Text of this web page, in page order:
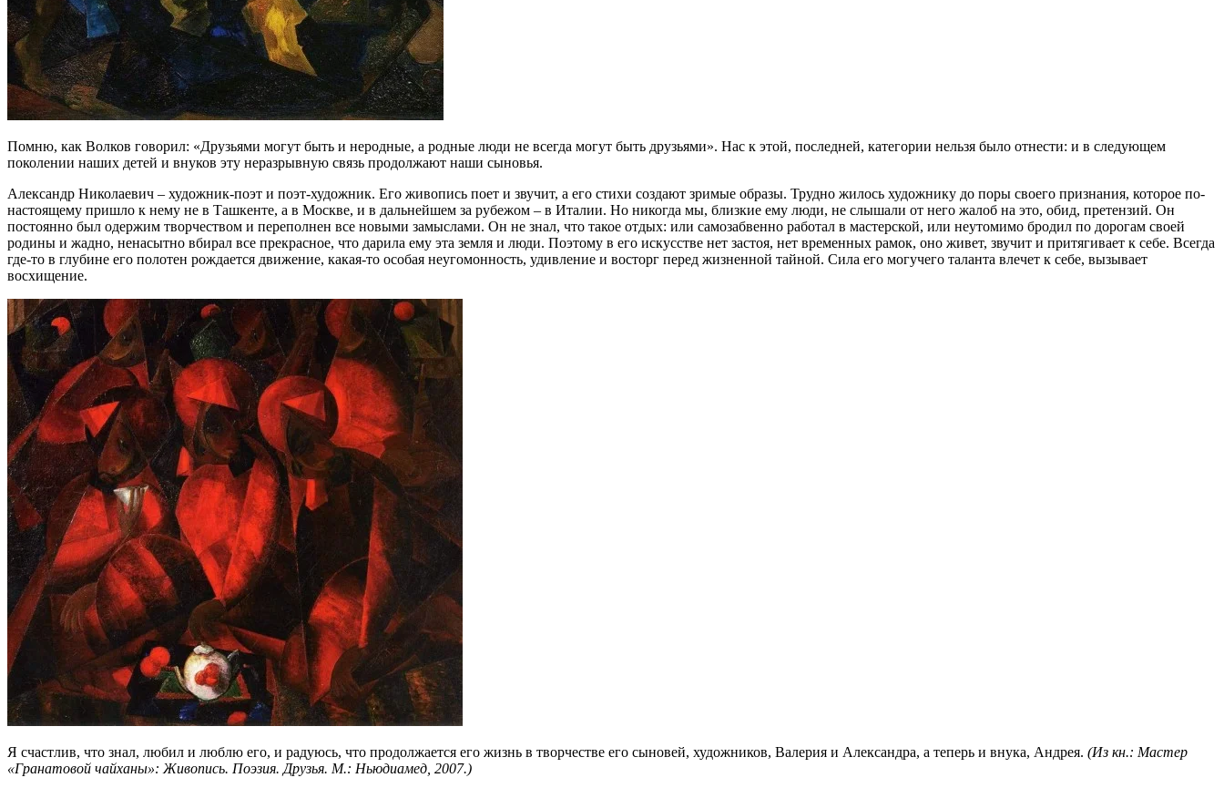
Помню, как Волков говорил: «Друзьями могут быть и неродные, а родные люди не всегда могут быть друзьями». Нас к этой, последней, категории нельзя было отнести: и в следующем
поколении наших детей и внуков эту неразрывную связь продолжают наши сыновья.
Александр Николаевич – художник-поэт и поэт-художник. Его живопись поет и звучит, а его стихи создают зримые образы. Трудно жилось художнику до поры своего признания, которое по-
настоящему пришло к нему не в Ташкенте, а в Москве, и в дальнейшем за рубежом – в Италии. Но никогда мы, близкие ему люди, не слышали от него жалоб на это, обид, претензий. Он
постоянно был одержим творчеством и переполнен все новыми замыслами. Он не знал, что такое отдых: или самозабвенно работал в мастерской, или неутомимо бродил по дорогам своей
родины и жадно, ненасытно вбирал все прекрасное, что дарила ему эта земля и люди. Поэтому в его искусстве нет застоя, нет временных рамок, оно живет, звучит и притягивает к себе. Всегда
где-то в глубине его полотен рождается движение, какая-то особая неугомонность, удивление и восторг перед жизненной тайной. Сила его могучего таланта влечет к себе, вызывает
восхищение.
Я счастлив, что знал, любил и люблю его, и радуюсь, что продолжается его жизнь в творчестве его сыновей, художников, Валерия и Александра, а теперь и внука, Андрея. (Из кн.: Мастер
«Гранатовой чайханы»: Живопись. Поэзия. Друзья. М.: Ньюдиамед, 2007.)